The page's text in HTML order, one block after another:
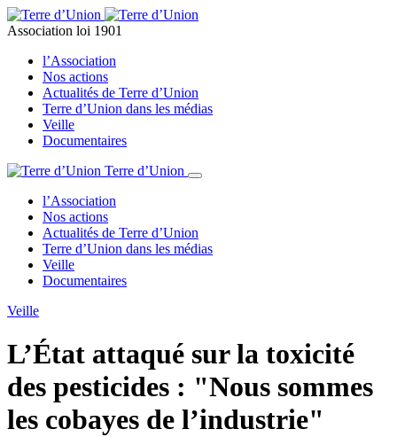
Association loi 1901
l’Association
Nos actions
Actualités de Terre d’Union
Terre d’Union dans les médias
Veille
Documentaires
Terre d’Union
l’Association
Nos actions
Actualités de Terre d’Union
Terre d’Union dans les médias
Veille
Documentaires
Veille
L’État attaqué sur la toxicité
des pesticides : "Nous sommes
les cobayes de l’industrie"